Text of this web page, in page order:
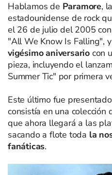
Hablamos de Paramore,
estadounidense de rock
el 26 de julio del 2005
"All We Know Is Falling",
vigésimo aniversario con
pieza, incluyendo el
Summer Tic" por primera
Este último fue
consistía en una colección
que ahora llegará a las
sacando a flote toda la
fanáticas.